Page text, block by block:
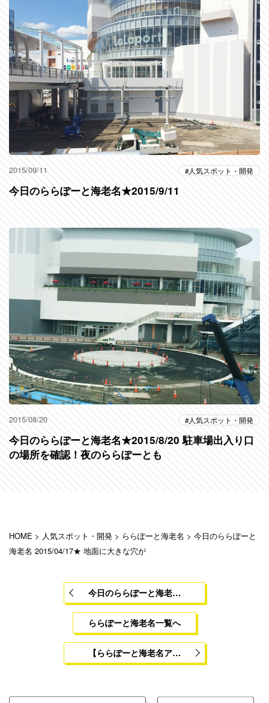
2015/09/11 人気スポット・開発
今日のららぽーと海老名★2015/9/11
2015/08/20 人気スポット・開発
今日のららぽーと海老名★2015/8/20 駐車場出入り口
の場所を確認！夜のららぽーとも
HOME > 人気スポット・開発 > ららぽーと海老名 > 今日のららぽーと
海老名 2015/04/17★ 地面に大きな穴が
今日のららぽーと海老…
ららぽーと海老名一覧へ
【ららぽーと海老名ア…